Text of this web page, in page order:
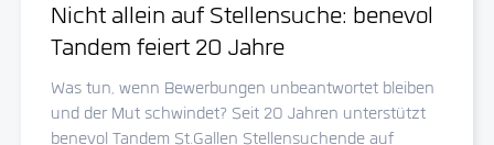
Nicht allein auf Stellensuche: benevol
Tandem feiert 20 Jahre
Was tun, wenn Bewerbungen unbeantwortet bleiben
und der Mut schwindet? Seit 20 Jahren unterstützt